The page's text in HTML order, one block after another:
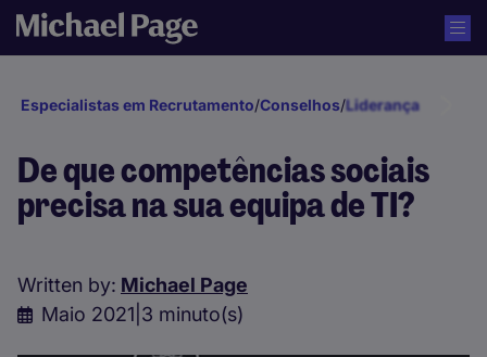
Especialistas em Recrutamento/Conselhos/Liderança e
De que competências sociais
precisa na sua equipa de TI?
Written by: Michael Page
Maio 2021 3 minuto(s)